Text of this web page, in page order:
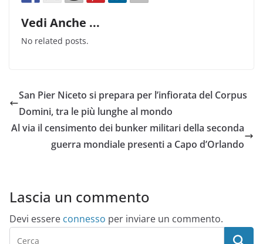
Vedi Anche ...
No related posts.
San Pier Niceto si prepara per l’infiorata del Corpus
Domini, tra le più lunghe al mondo
Al via il censimento dei bunker militari della seconda
guerra mondiale presenti a Capo d’Orlando
Lascia un commento
Devi essere connesso per inviare un commento.